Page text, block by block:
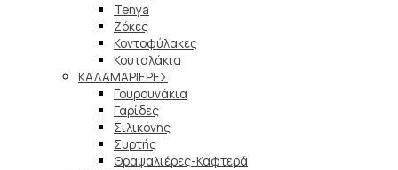
Tenya
Ζόκες
Κοντοφύλακες
Κουταλάκια
ΚΑΛΑΜΑΡΙΕΡΕΣ
Γουρουνάκια
Γαρίδες
Σιλικόνης
Συρτής
Θραψαλιέρες-Καφτερά